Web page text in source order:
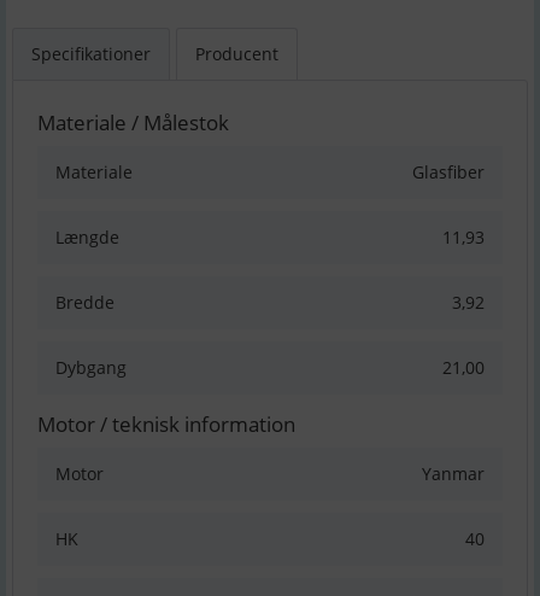
Specifikationer Producent
Materiale / Målestok
Materiale Glasfiber
Længde 11,93
Bredde 3,92
Dybgang 21,00
Motor / teknisk information
Motor Yanmar
HK 40